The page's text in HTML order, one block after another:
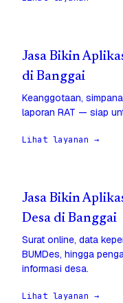
Jasa Bikin
di Banggai
Keanggotaan,
laporan RAT — siap
Lihat layanan →
Jasa Bikin
Desa di Banggai
Surat online, data
BUMDes, hingga
informasi desa.
Lihat layanan →